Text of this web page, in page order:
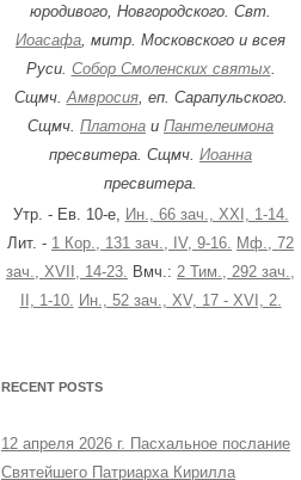
юродивого, Новгородского. Свт.
Иоасафа , митр. Московского и всея
Руси. Собор Смоленских святых.
Сщмч. Амвросия, еп. Сарапульского.
Сщмч. Платона и Пантелеимона
пресвитера. Сщмч. Иоанна
пресвитера.
Утр. - Ев. 10-е, Ин., 66 зач., XXI, 1-14.
Лит. - 1 Кор., 131 зач., IV, 9-16. Мф., 72
зач., XVII, 14-23. Вмч.: 2 Тим., 292 зач.,
II, 1-10. Ин., 52 зач., XV, 17 - XVI, 2.
RECENT POSTS
12 апреля 2026 г. Пасхальное послание
Святейшего Патриарха Кирилла